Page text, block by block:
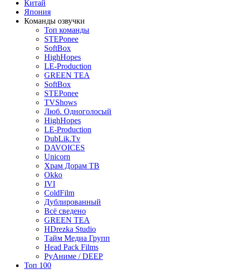
Китай
Япония
Команды озвучки
Топ команды
STEPonee
SoftBox
HighHopes
LE-Production
GREEN TEA
SoftBox
STEPonee
TVShows
Люб. Одноголосый
HighHopes
LE-Production
DubLik.Tv
DAVOICES
Unicorn
Храм Дорам ТВ
Okko
IVI
ColdFilm
Дублированный
Всё сведено
GREEN TEA
HDrezka Studio
Тайм Медиа Групп
Head Pack Films
РуАниме / DEEP
Топ 100